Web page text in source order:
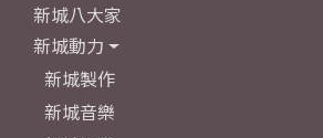
新城八大家
新城動力
新城製作
新城音樂